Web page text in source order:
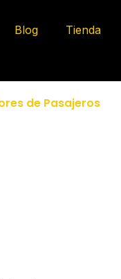
Blog Tienda
de Pasajeros